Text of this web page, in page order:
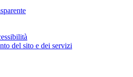
del sito e dei servizi